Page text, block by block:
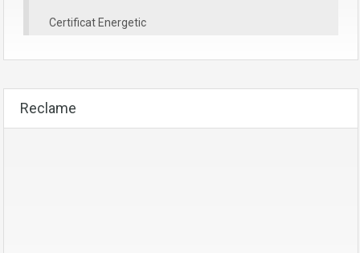
Certificat Energetic
Reclame